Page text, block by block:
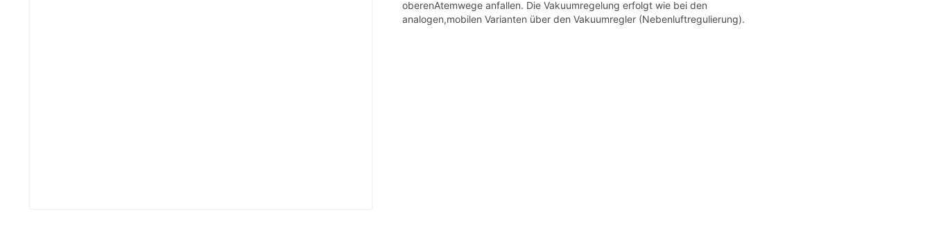
oberenAtemwege anfallen. Die Vakuumregelung erfolgt wie bei den
analogen,mobilen Varianten über den Vakuumregler (Nebenluftregulierung).